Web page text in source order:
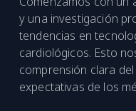
y una investigación
tendencias en
cardiológicos. Esto
comprensión clara
expectativas de los